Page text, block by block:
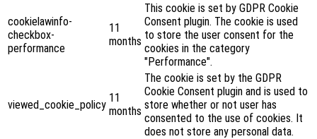
cookielawinfo-
checkbox-
performance
11
months
This cookie is set by GDPR Cookie
Consent plugin. The cookie is used
to store the user consent for the
cookies in the category
"Performance".
viewed_cookie_policy
11
months
The cookie is set by the GDPR
Cookie Consent plugin and is used to
store whether or not user has
consented to the use of cookies. It
does not store any personal data.